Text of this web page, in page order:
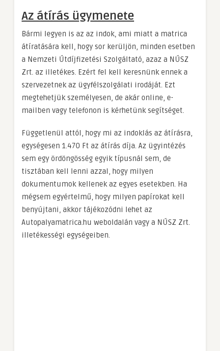
Az átírás ügymenete
Bármi legyen is az az indok, ami miatt a matrica
átíratására kell, hogy sor kerüljön, minden esetben
a Nemzeti Útdíjfizetési Szolgáltató, azaz a NÚSZ
Zrt. az illetékes. Ezért fel kell keresnünk ennek a
szervezetnek az ügyfélszolgálati irodáját. Ezt
megtehetjük személyesen, de akár online, e-
mailben vagy telefonon is kérhetünk segítséget.
Függetlenül attól, hogy mi az indoklás az átírásra,
egységesen 1.470 Ft az átírás díja. Az ügyintézés
sem egy ördöngösség egyik típusnál sem, de
tisztában kell lenni azzal, hogy milyen
dokumentumok kellenek az egyes esetekben. Ha
mégsem egyértelmű, hogy milyen papírokat kell
benyújtani, akkor tájékozódni lehet az
Autopalyamatrica.hu weboldalán vagy a NÚSZ Zrt.
illetékességi egységeiben.